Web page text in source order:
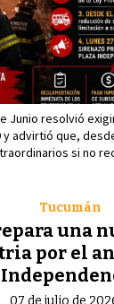
Junio resolvió
y advirtió que,
si no
una
por el
Tucumán
07 de julio de